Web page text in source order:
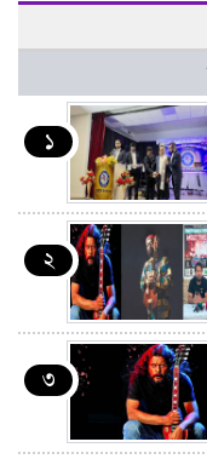
১
২
৩